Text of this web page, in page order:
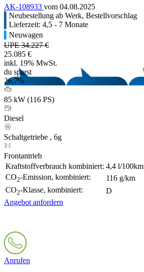
AK-108933 vom 04.08.2025
Neubestellung ab Werk, Bestellvorschlag
Lieferzeit: 4,5 - 7 Monate
Neuwagen
UPE 34.227 €
25.085 €
inkl. 19% MwSt.
du sparst
26,7%
85 kW (116 PS)
Diesel
Schaltgetriebe , 6g
Frontantrieb
Kraftstoffverbrauch kombiniert: 4,4 l/100km
CO2-Emission, kombiniert:
116 g/km
CO2-Klasse, kombiniert:
D
Angebot anfordern
Anrufen